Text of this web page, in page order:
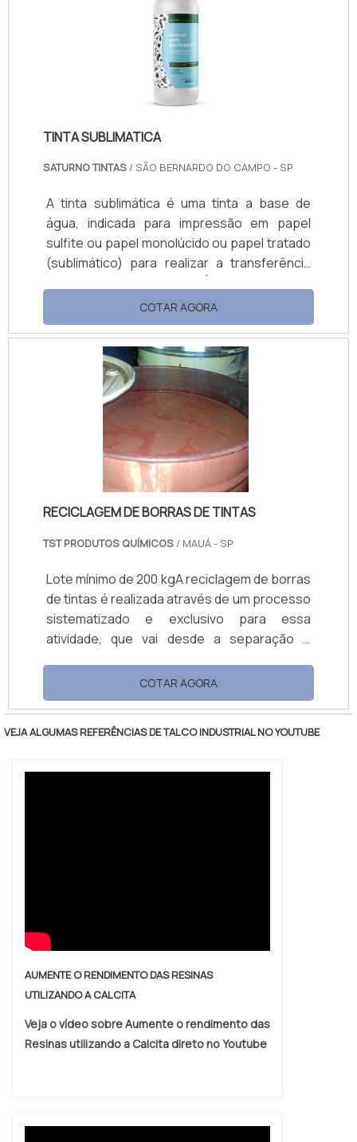
comprometer o meio ambiente e as pessoas
que estão em volta. Mas além da coleta dos
resíduos industriais, as empresas
TINTA SUBLIMATICA
SATURNO TINTAS / SÃO BERNARDO DO CAMPO - SP
A tinta sublimática é uma tinta a base de
água, indicada para impressão em papel
sulfite ou papel monolúcido ou papel tratado
(sublimático) para realizar a transferência
tratado para a melhor qualidade nas imagens.
Mais informações sobre este produtoPara
que seu processo ocorra corretamente, é
necessário utilizar a tinta correta, que são
basicamente três tintas sublimáticas
diferentes que existem no mercado. São
elas: Tintas sublimáticas; Tinta pigmen.
COTAR AGORA
RECICLAGEM DE BORRAS DE TINTAS
TST PRODUTOS QUÍMICOS / MAUÁ - SP
Lote mínimo de 200 kgA reciclagem de borras
de tintas é realizada através de um processo
sistematizado e exclusivo para essa
atividade, que vai desde a separação e
o processo inicial, até a armazenagem da
tinta preparada, finalizando a reciclagem. O
processo de reciclagem No processo de
reciclagem é adicionado o solvente, sendo o
que será utilizada para pintura de segunda
COTAR AGORA
VEJA ALGUMAS REFERÊNCIAS DE TALCO INDUSTRIAL NO YOUTUBE
AUMENTE O RENDIMENTO DAS RESINAS
UTILIZANDO A CALCITA
Veja o vídeo sobre Aumente o rendimento das
Resinas utilizando a Calcita direto no Youtube